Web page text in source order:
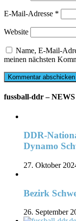
E-Mail-Adresse *
Website
Name, E-Mail-
meinen nächsten
fussball-ddr –
DDR-
Dynamo
27. Oktober
Bezirk
26. September